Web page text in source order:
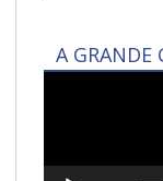
A GRANDE